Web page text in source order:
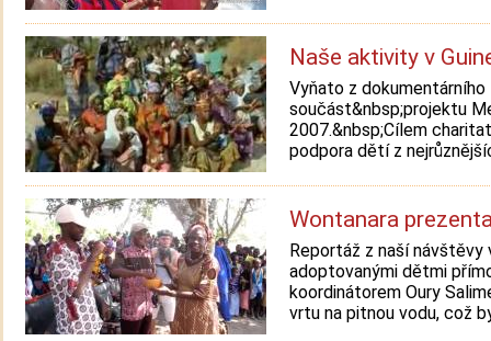
Naše aktivity v
Vyňato z
součást&nbsp;projektu
2007.&nbsp;Cílem
podpora dětí z
Wontanara
Reportáž z naší návštěvy
adoptovanými dětmi
koordinátorem Oury
vrtu na pitnou vodu, což